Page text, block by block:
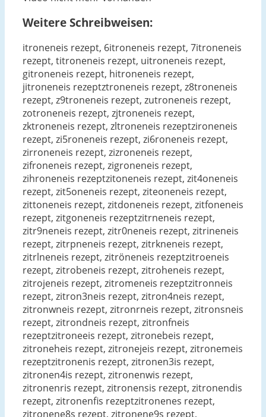
Weitere Schreibweisen:
itroneneis rezept, 6itroneneis rezept, 7itroneneis
rezept, titroneneis rezept, uitroneneis rezept,
gitroneneis rezept, hitroneneis rezept,
jitroneneis rezeptztroneneis rezept, z8troneneis
rezept, z9troneneis rezept, zutroneneis rezept,
zotroneneis rezept, zjtroneneis rezept,
zktroneneis rezept, zltroneneis rezeptzironeneis
rezept, zi5roneneis rezept, zi6roneneis rezept,
zirroneneis rezept, zizroneneis rezept,
zifroneneis rezept, zigroneneis rezept,
zihroneneis rezeptzitoneneis rezept, zit4oneneis
rezept, zit5oneneis rezept, ziteoneneis rezept,
zittoneneis rezept, zitdoneneis rezept, zitfoneneis
rezept, zitgoneneis rezeptzitrneneis rezept,
zitr9neneis rezept, zitr0neneis rezept, zitrineneis
rezept, zitrpneneis rezept, zitrkneneis rezept,
zitrlneneis rezept, zitröneneis rezeptzitroeneis
rezept, zitrobeneis rezept, zitroheneis rezept,
zitrojeneis rezept, zitromeneis rezeptzitronneis
rezept, zitron3neis rezept, zitron4neis rezept,
zitronwneis rezept, zitronrneis rezept, zitronsneis
rezept, zitrondneis rezept, zitronfneis
rezeptzitroneeis rezept, zitronebeis rezept,
zitroneheis rezept, zitronejeis rezept, zitronemeis
rezeptzitronenis rezept, zitronen3is rezept,
zitronen4is rezept, zitronenwis rezept,
zitronenris rezept, zitronensis rezept, zitronendis
rezept, zitronenfis rezeptzitronenes rezept,
zitronene8s rezept, zitronene9s rezept,